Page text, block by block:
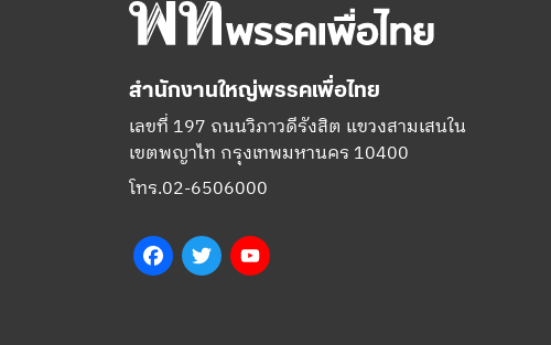
สำนักงานใหญ่พรรคเพื่อไทย
เลขที่ 197 ถนนวิภาวดีรังสิต แขวงสามเสนใน
เขตพญาไท กรุงเทพมหานคร 10400
โทร.02-6506000
FacebookTwitter